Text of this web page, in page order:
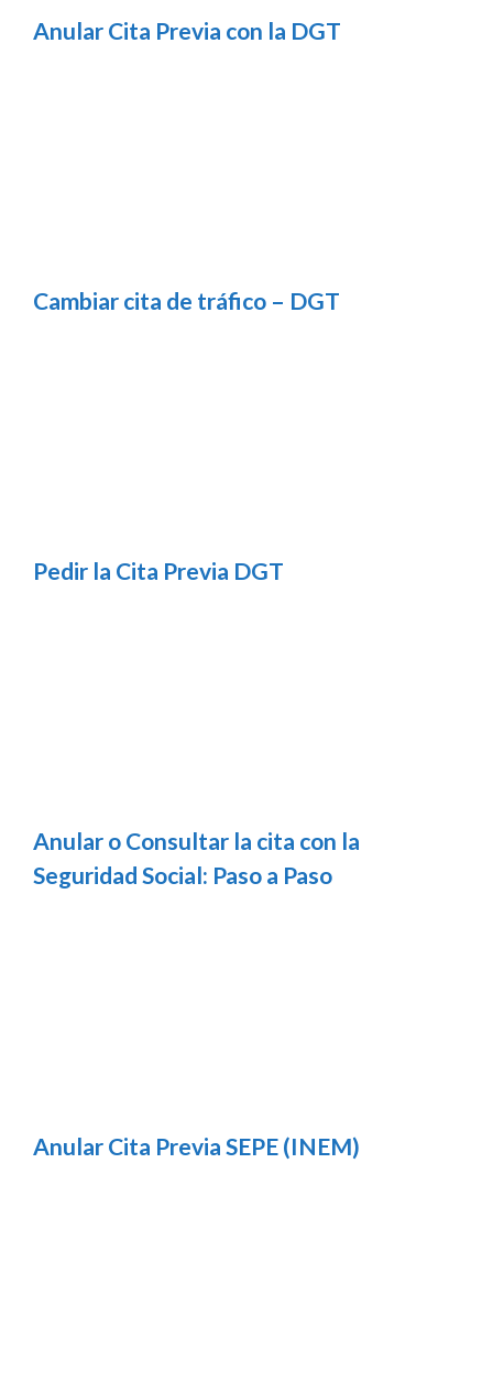
Anular Cita Previa con la DGT
Cambiar cita de tráfico – DGT
Pedir la Cita Previa DGT
Anular o Consultar la cita con la
Seguridad Social: Paso a Paso
Anular Cita Previa SEPE (INEM)